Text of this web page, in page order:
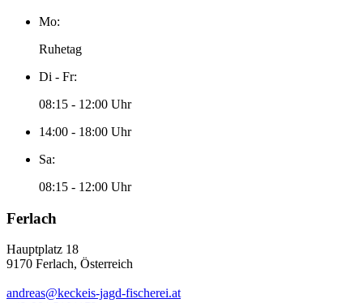
Mo:
Ruhetag
Di - Fr:
08:15 - 12:00 Uhr
14:00 - 18:00 Uhr
Sa:
08:15 - 12:00 Uhr
Ferlach
Hauptplatz 18
9170 Ferlach, Österreich
andreas@keckeis-jagd-fischerei.at